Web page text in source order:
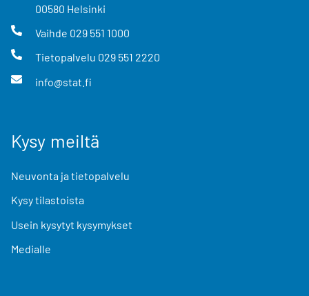
00580 Helsinki
Vaihde 029 551 1000
Tietopalvelu 029 551 2220
info@stat.fi
Kysy meiltä
Neuvonta ja tietopalvelu
Kysy tilastoista
Usein kysytyt kysymykset
Medialle